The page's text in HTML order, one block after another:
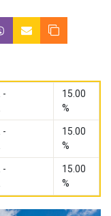
-
15.00
%
-
15.00
%
-
15.00
%